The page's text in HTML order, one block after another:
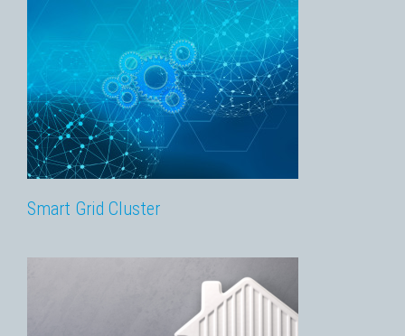
Smart Grid Cluster